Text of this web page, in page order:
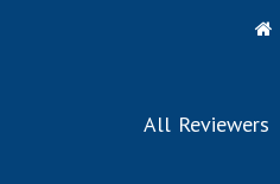
All Reviewers